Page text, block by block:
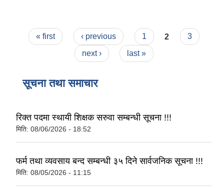
Pages
« first ‹ previous 1 2
3
next ›
last »
सूचना तथा समाचार
रिक्त पदमा स्थायी शिक्षक सरुवा सम्बन्धी सूचना !!!
मिति: 08/06/2026 - 18:52
फर्म तथा व्यवसाय बन्द सम्बन्धी ३५ दिने सार्वजनिक सूचना !!!
मिति: 08/05/2026 - 11:15